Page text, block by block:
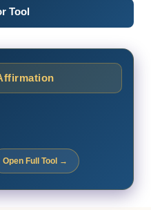
Tool
Open Full Tool →